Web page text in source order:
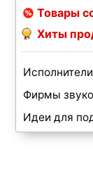
Товары
Хиты
Исполнители
Фирмы
Идеи для